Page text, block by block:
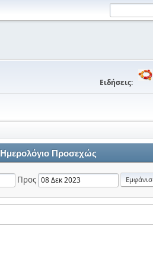
Ειδήσεις:
Ημερολόγιο Προσεχώς
Προς